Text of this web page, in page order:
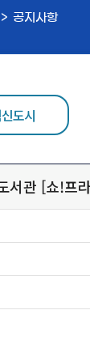
공지사항
도시
서관 [쇼!프